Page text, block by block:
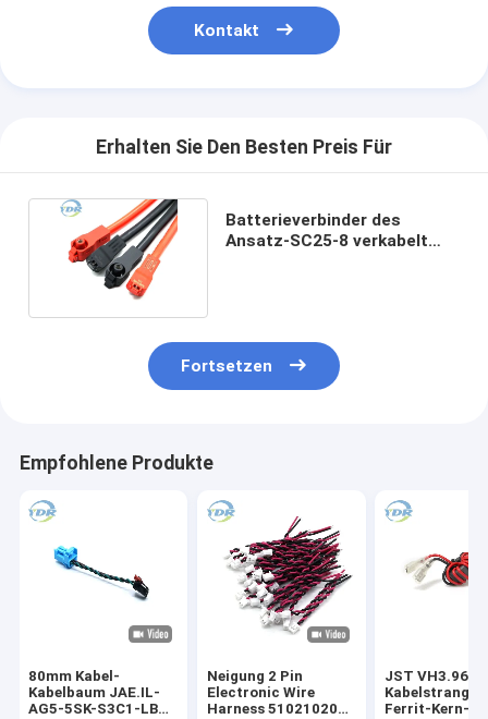
Kontakt
Erhalten Sie Den Besten Preis Für
Batterieverbinder des
Ansatz-SC25-8 verkabelt
Fortsetzen
Empfohlene Produkte
80mm Kabel-
Kabelbaum JAE.IL-
AG5-5SK-S3C1-LB
Neigung 2 Pin
Electronic Wire
Harness 510210200
JST
Kabelstrang
Ferrit-Kern-